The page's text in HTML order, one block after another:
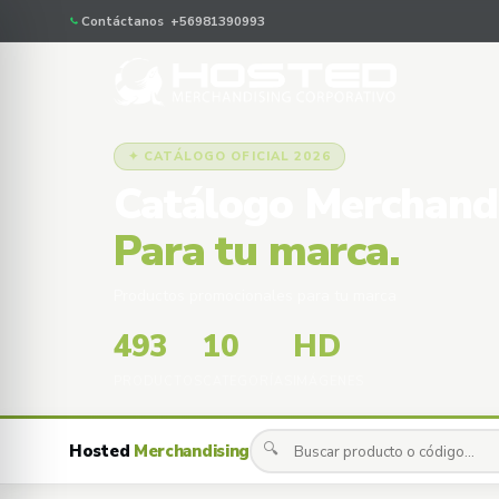
Contáctanos +56981390993
✦ CATÁLOGO OFICIAL 2026
Para tu marca.
493 10 HD
Hosted Merchandising 🔍